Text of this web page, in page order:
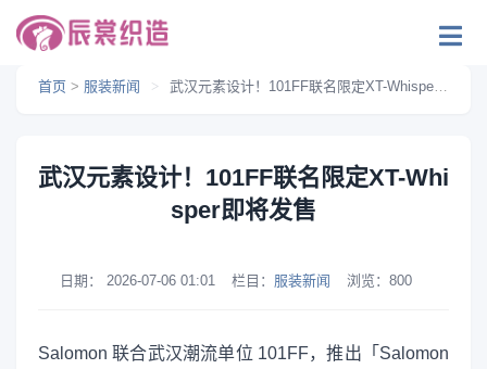
首页 > 服装新闻 > 武汉元素设计！101FF联名限定XT-Whisper即将发售
武汉元素设计！101FF联名限定XT-Whi
sper即将发售
日期： 2026-07-06 01:01 栏目： 服装新闻 浏览： 800
Salomon 联合武汉潮流单位 101FF，推出「Salomon